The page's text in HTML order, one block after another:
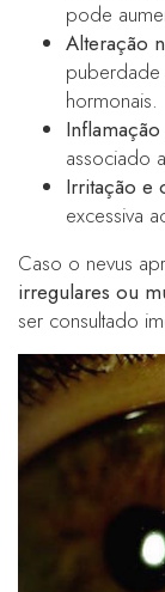
pode
Alteração
hormonais.
associado
Irritação e
excessiva
Caso o nevus
irregulares ou
ser consultado